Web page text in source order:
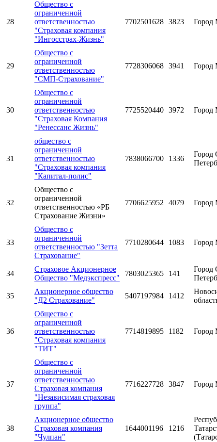
28
Общество с
ограниченной
ответственностью
"Страховая компания
"Ингосстрах-Жизнь"
7702501628 3823 Город
29
Общество с
ограниченной
ответственностью
"СМП-Страхование"
7728306068 3941 Город
30
Общество с
ограниченной
ответственностью
"Страховая Компания
"Ренессанс Жизнь"
7725520440 3972 Город
31
общество с
ограниченной
ответственностью
"Страховая компания
"Капитал-полис"
7838066700 1336
Город
32
Общество с
ограниченной
ответственностью «РБ
Страхование Жизни»
7706625952 4079 Город
33
Общество с
ограниченной
ответственностью "Зетта
Страхование"
7710280644 1083 Город
34
Страховое Акционерное
Общество "Медэкспресс"
7803025365 141
Город
35
Акционерное общество
"Д2 Страхование"
5407197984 1412
36
Общество с
ограниченной
ответственностью
"Страховая компания
"ТИТ"
7714819895 1182 Город
37
Общество с
ограниченной
ответственностью
Страховая компания
"Независимая страховая
группа"
7716227728 3847 Город
38
Акционерное общество
Страховая компания
"Чулпан"
1644001196 1216